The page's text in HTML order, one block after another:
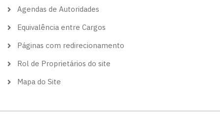
Agendas de Autoridades
Equivalência entre Cargos
Páginas com redirecionamento
Rol de Proprietários do site
Mapa do Site